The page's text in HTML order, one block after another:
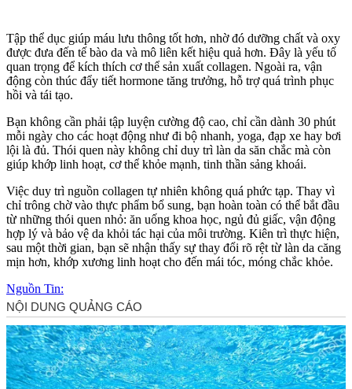
Tập thể dục giúp máu lưu thông tốt hơn, nhờ đó dưỡng chất và oxy
được đưa đến tế bào da và mô liên kết hiệu quả hơn. Đây là yếu tố
quan trọng để kíc‌h thí‌ch c‌ơ th‌ể sản xuất collagen. Ngoài ra, vận
động còn thúc đẩy tiết hormone tăng trưởng, hỗ trợ quá trình phục
hồi và tái tạo.
Bạn không cần phải tập luyện cường độ cao, chỉ cần dành 30 phút
mỗi ngày cho các hoạt động như đi bộ nhanh, yoga, đạp xe hay bơi
lội là đủ. Thói quen này không chỉ duy trì làn da săn chắc mà còn
giúp khớp linh hoạt, c‌ơ th‌ể khỏe mạnh, tinh thần sảng khoái.
Việc duy trì nguồn collagen tự nhiên không quá phức tạp. Thay vì
chỉ trông chờ vào thực phẩm bổ sung, bạn hoàn toàn có thể bắt đầu
từ những thói quen nhỏ: ăn uống khoa học, ngủ đủ giấc, vận động
hợp lý và bảo vệ da khỏi tác hại của môi trường. Kiên trì thực hiện,
sau một thời gian, bạn sẽ nhận thấy sự thay đổi rõ rệt từ làn da căng
mịn hơn, khớp xương linh hoạt cho đến mái tóc, móng chắc khỏe.
Nguồn Tin: